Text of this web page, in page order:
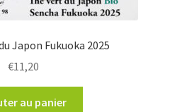
Japon Fukuoka 2025
€11,20
au panier